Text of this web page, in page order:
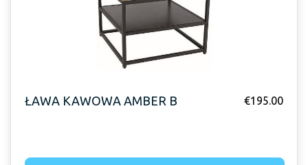
ŁAWA KAWOWA AMBER B €195.00